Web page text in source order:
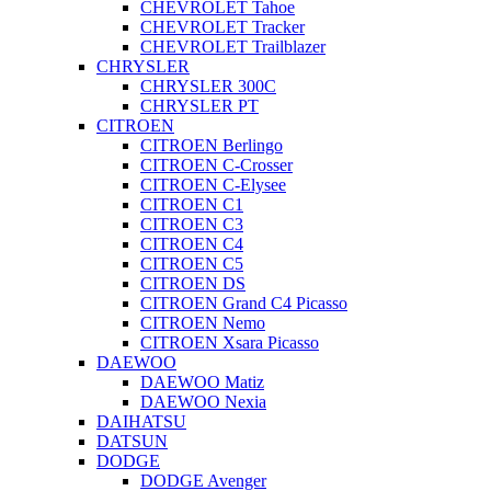
CHEVROLET Tahoe
CHEVROLET Tracker
CHEVROLET Trailblazer
CHRYSLER
CHRYSLER 300C
CHRYSLER PT
CITROEN
CITROEN Berlingo
CITROEN C-Crosser
CITROEN C-Elysee
CITROEN C1
CITROEN C3
CITROEN C4
CITROEN C5
CITROEN DS
CITROEN Grand C4 Picasso
CITROEN Nemo
CITROEN Xsara Picasso
DAEWOO
DAEWOO Matiz
DAEWOO Nexia
DAIHATSU
DATSUN
DODGE
DODGE Avenger